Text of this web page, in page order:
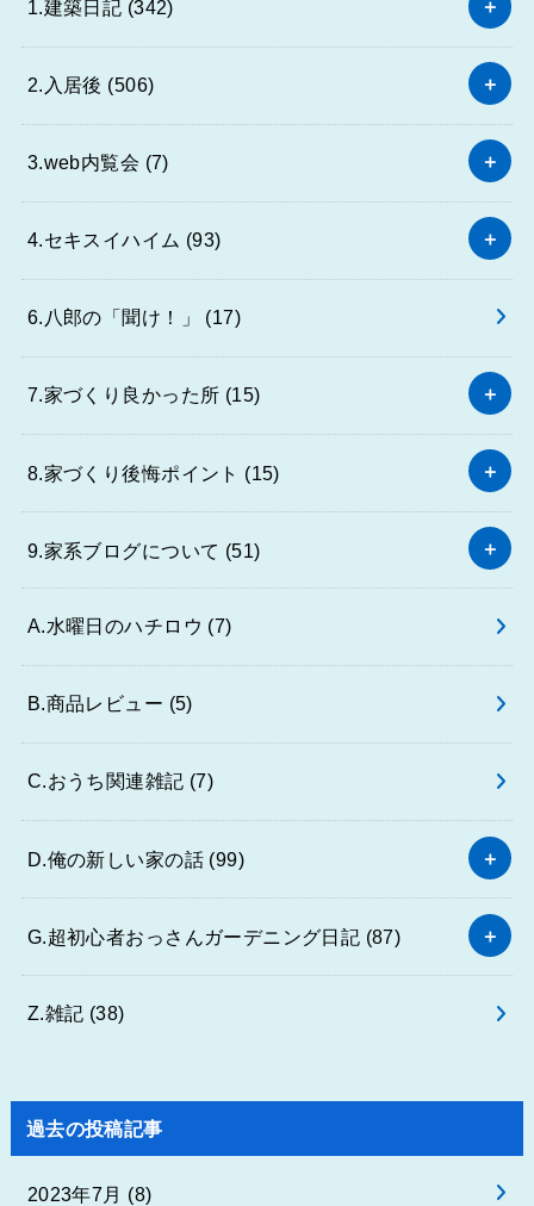
1.建築日記 (342)
2.入居後 (506)
3.web内覧会 (7)
4.セキスイハイム (93)
6.八郎の「聞け！」 (17)
7.家づくり良かった所 (15)
8.家づくり後悔ポイント (15)
9.家系ブログについて (51)
A.水曜日のハチロウ (7)
B.商品レビュー (5)
C.おうち関連雑記 (7)
D.俺の新しい家の話 (99)
G.超初心者おっさんガーデニング日記 (87)
Z.雑記 (38)
過去の投稿記事
2023年7月 (8)